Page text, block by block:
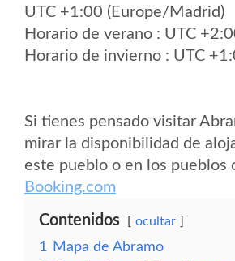
UTC +1:00 (Europe/Madrid)
Horario de verano : UTC
Horario de invierno : UTC
Si tienes pensado visitar
mirar la disponibilidad de
este pueblo o en los pueblos
Booking.com
Contenidos ocultar
1
Mapa de Abramo